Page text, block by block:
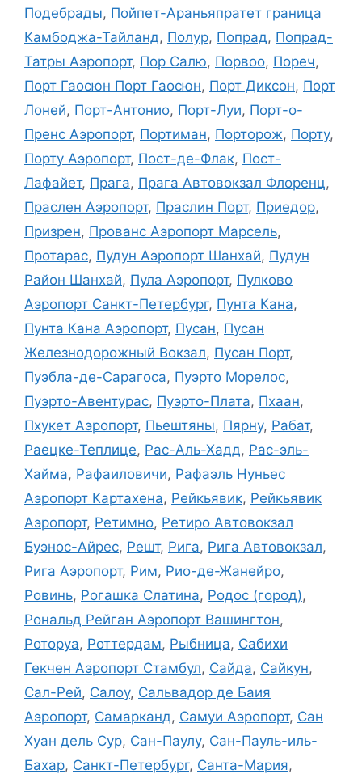
Подебрады, Пойпет-Араньяпратет граница
Камбоджа-Тайланд, Полур, Попрад, Попрад-
Татры Аэропорт, Пор Салю, Порвоо, Пореч,
Порт Гаосюн Порт Гаосюн, Порт Диксон, Порт
Лоней, Порт-Антонио, Порт-Луи, Порт-о-
Пренс Аэропорт, Портиман, Порторож, Порту,
Порту Аэропорт, Пост-де-Флак, Пост-
Лафайет, Прага, Прага Автовокзал Флоренц,
Праслен Аэропорт, Праслин Порт, Приедор,
Призрен, Прованс Аэропорт Марсель,
Протарас, Пудун Аэропорт Шанхай, Пудун
Район Шанхай, Пула Аэропорт, Пулково
Аэропорт Санкт-Петербург, Пунта Кана,
Пунта Кана Аэропорт, Пусан, Пусан
Железнодорожный Вокзал, Пусан Порт,
Пуэбла-де-Сарагоса, Пуэрто Морелос,
Пуэрто-Авентурас, Пуэрто-Плата, Пхаан,
Пхукет Аэропорт, Пьештяны, Пярну, Рабат,
Раецке-Теплице, Рас-Аль-Хадд, Рас-эль-
Хайма, Рафаиловичи, Рафаэль Нуньес
Аэропорт Картахена, Рейкьявик, Рейкьявик
Аэропорт, Ретимно, Ретиро Автовокзал
Буэнос-Айрес, Решт, Рига, Рига Автовокзал,
Рига Аэропорт, Рим, Рио-де-Жанейро,
Ровинь, Рогашка Слатина, Родос (город),
Рональд Рейган Аэропорт Вашингтон,
Роторуа, Роттердам, Рыбница, Сабихи
Гекчен Аэропорт Стамбул, Сайда, Сайкун,
Сал-Рей, Салоу, Сальвадор де Баия
Аэропорт, Самарканд, Самуи Аэропорт, Сан
Хуан дель Сур, Сан-Паулу, Сан-Пауль-иль-
Бахар, Санкт-Петербург, Санта-Мария,